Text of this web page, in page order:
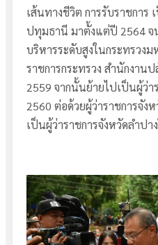
เส้นทางชีวิต การรับราชการ
ปทุมธานี​ มาตั้งแต่ปี 2564 จ
บริหารระดับสูงในกระทรวง
ราชการกระทรวง สำนักงาน
2559 จากนั้นย้ายไปเป็นผู้ว่า
2560 ต่อด้วยผู้ว่าราชการจัง
เป็นผู้ว่าราชการจังหวัดลำปา